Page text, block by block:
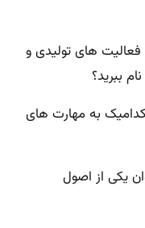
های تولیدی و
ببرید؟
به مهارت های
یکی از اصول